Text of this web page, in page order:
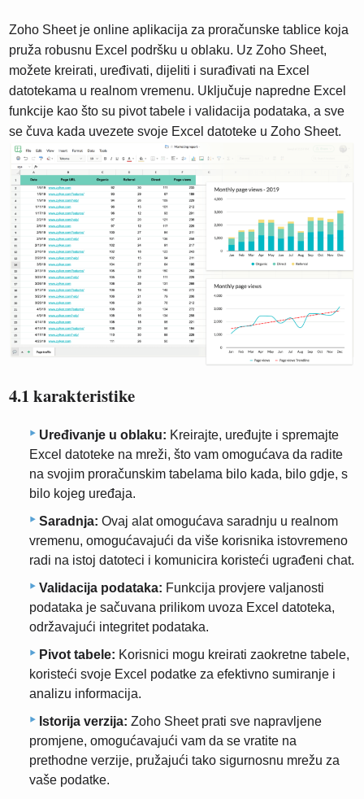
Zoho Sheet je online aplikacija za proračunske tablice koja
pruža robusnu Excel podršku u oblaku. Uz Zoho Sheet,
možete kreirati, uređivati, dijeliti i surađivati ​​na Excel
datotekama u realnom vremenu. Uključuje napredne Excel
funkcije kao što su pivot tabele i validacija podataka, a sve
se čuva kada uvezete svoje Excel datoteke u Zoho Sheet.
4.1 karakteristike
Uređivanje u oblaku: Kreirajte, uređujte i spremajte
Excel datoteke na mreži, što vam omogućava da radite
na svojim proračunskim tabelama bilo kada, bilo gdje, s
bilo kojeg uređaja.
Saradnja: Ovaj alat omogućava saradnju u realnom
vremenu, omogućavajući da više korisnika istovremeno
radi na istoj datoteci i komunicira koristeći ugrađeni chat.
Validacija podataka: Funkcija provjere valjanosti
podataka je sačuvana prilikom uvoza Excel datoteka,
održavajući integritet podataka.
Pivot tabele: Korisnici mogu kreirati zaokretne tabele,
koristeći svoje Excel podatke za efektivno sumiranje i
analizu informacija.
Istorija verzija: Zoho Sheet prati sve napravljene
promjene, omogućavajući vam da se vratite na
prethodne verzije, pružajući tako sigurnosnu mrežu za
vaše podatke.